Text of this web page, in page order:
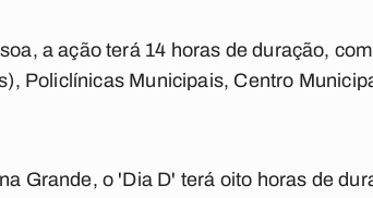
a ação terá 14 horas de duração,
Policlínicas Municipais, Centro
Grande, o 'Dia D' terá oito horas de